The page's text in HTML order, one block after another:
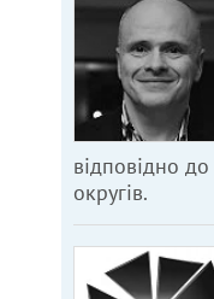
відповідно
округів.